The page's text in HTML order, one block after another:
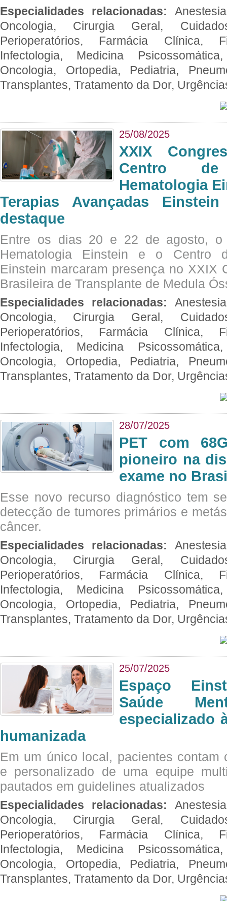
Especialidades relacionadas:
Oncologia, Cirurgia Geral,
Perioperatórios, Farmácia Clínica,
Infectologia, Medicina
Oncologia, Ortopedia, Pediatria,
Transplantes, Tratamento da Dor,
25/08/2025
XXIX
Centro
Hematologia
Terapias Avançadas
destaque
Entre os dias 20 e 22 de agosto, o
Hematologia Einstein e o Centro
Einstein marcaram presença no XXIX
Brasileira de Transplante de Medula
Especialidades relacionadas:
Oncologia, Cirurgia Geral,
Perioperatórios, Farmácia Clínica,
Infectologia, Medicina
Oncologia, Ortopedia, Pediatria,
Transplantes, Tratamento da Dor,
28/07/2025
PET com
pioneiro na
exame no
Esse novo recurso diagnóstico tem
detecção de tumores primários e
câncer.
Especialidades relacionadas:
Oncologia, Cirurgia Geral,
Perioperatórios, Farmácia Clínica,
Infectologia, Medicina
Oncologia, Ortopedia, Pediatria,
Transplantes, Tratamento da Dor,
25/07/2025
Espaço
Saúde
especializado
humanizada
Em um único local, pacientes contam
e personalizado de uma equipe
pautados em guidelines atualizados
Especialidades relacionadas:
Oncologia, Cirurgia Geral,
Perioperatórios, Farmácia Clínica,
Infectologia, Medicina
Oncologia, Ortopedia, Pediatria,
Transplantes, Tratamento da Dor,